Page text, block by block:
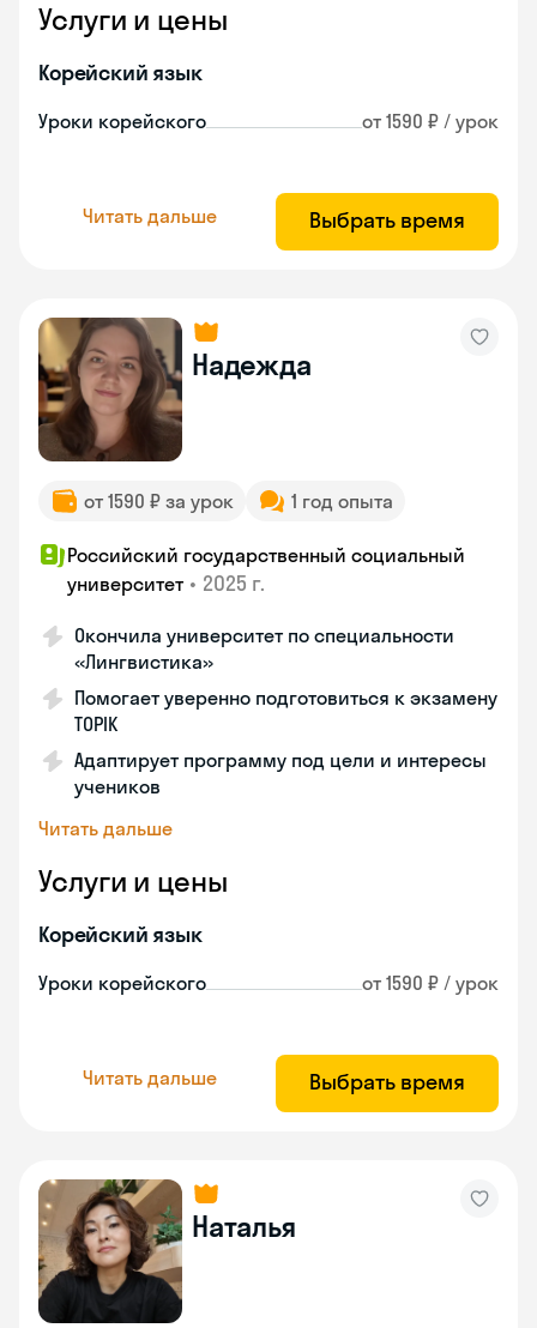
Услуги и цены
Корейский язык
Уроки корейского от 1590 ₽ / урок
Читать дальше Выбрать время
Надежда
от 1590 ₽ за урок 1 год опыта
Российский государственный социальный
университет • 2025 г.
Окончила университет по специальности
«Лингвистика»
Помогает уверенно подготовиться к экзамену
TOPIK
Адаптирует программу под цели и интересы
учеников
Читать дальше
Услуги и цены
Корейский язык
Уроки корейского от 1590 ₽ / урок
Читать дальше Выбрать время
Наталья